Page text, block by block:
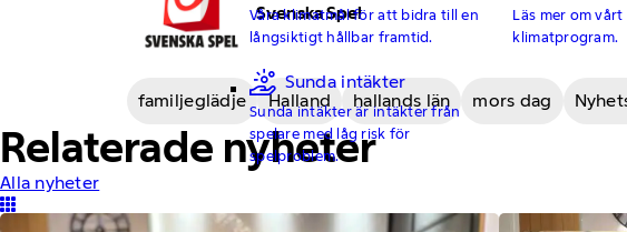
Våra klimatmål för att bidra till en
långsiktigt hållbar framtid.
Läs mer om
klimatprogram.
Sunda intäkter
Sunda intäkter är intäkter från
spelare med låg risk för
spelproblem.
Svenska Spel
familjeglädje Halland hallands län mors dag
Relaterade nyheter
Alla nyheter